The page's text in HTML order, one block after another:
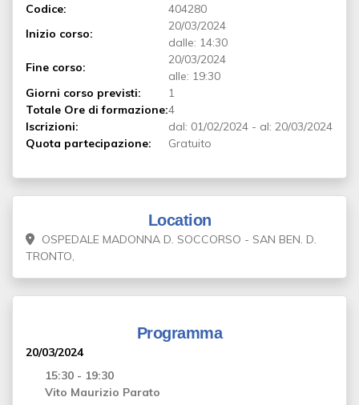
Codice:
404280
Inizio corso:
20/03/2024
dalle: 14:30
Fine corso:
20/03/2024
alle: 19:30
Giorni corso previsti:
1
Totale Ore di formazione:4
Iscrizioni:
dal: 01/02/2024 - al: 20/03/2024
Quota partecipazione:
Gratuito
Location
OSPEDALE MADONNA D. SOCCORSO - SAN BEN. D.
TRONTO,
Programma
20/03/2024
15:30 - 19:30
Vito Maurizio Parato